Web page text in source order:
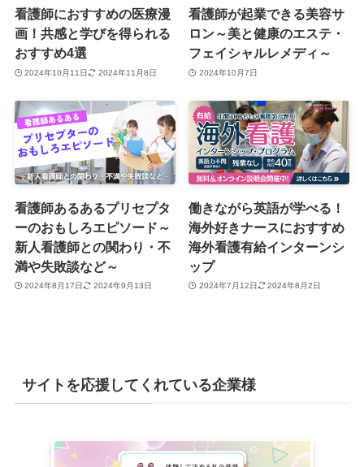
看護師におすすめの医療漫
画！共感と学びを得られる
おすすめ4選
2024年10月11日 2024年11月8日
看護師が起業できる美容サ
ロン～美と健康のエステ・
フェイシャルレメディ～
2024年10月7日
看護師あるあるプリセプタ
ーのおもしろエピソード～
新人看護師との関わり・不
満や失敗談など～
2024年8月17日 2024年9月13日
働きながら英語が学べる！
海外好きナースにおすすめ
海外看護有給インターンシ
ップ
2024年7月12日 2024年8月2日
サイトを応援してくれている企業様